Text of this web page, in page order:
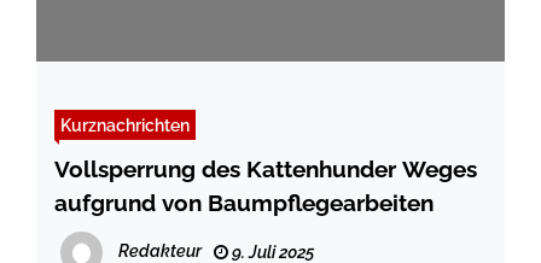
Kurznachrichten
Vollsperrung des Kattenhunder Weges
aufgrund von Baumpflegearbeiten
Redakteur 9. Juli 2025